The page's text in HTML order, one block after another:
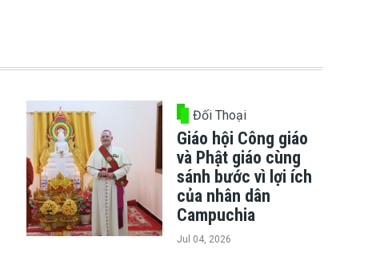
Đối Thoại
Giáo hội Công giáo
và Phật giáo cùng
sánh bước vì lợi ích
của nhân dân
Campuchia
Jul 04, 2026